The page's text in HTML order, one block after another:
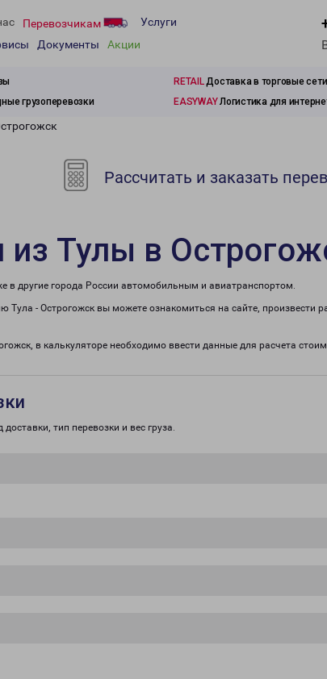
Перевозчикам
Услуги
Документы Акции
RETAILДоставка в торговые
грузоперевозки EASYWAYЛогистика для
Рассчитать и заказать
из Тулы в
в другие города России автомобильным и авиатранспортом.
- Острогожск вы можете ознакомиться на сайте,
в калькуляторе необходимо ввести данные для расчета
тип перевозки и вес груза.